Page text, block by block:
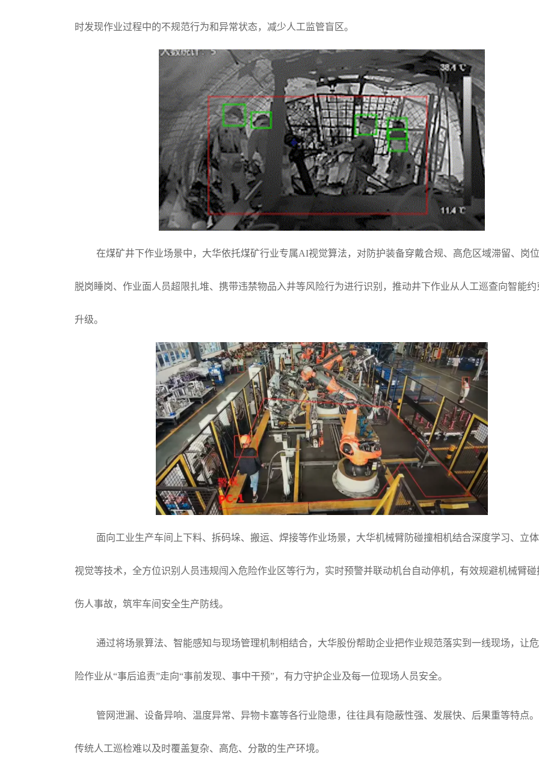
时发现作业过程中的不规范行为和异常状态，减少人工监管盲区。
在煤矿井下作业场景中，大华依托煤矿行业专属AI视觉算法，对防护装备穿戴合规、高危区域滞留、岗
脱岗睡岗、作业面人员超限扎堆、携带违禁物品入井等风险行为进行识别，推动井下作业从人工巡查向智能约
升级。
面向工业生产车间上下料、拆码垛、搬运、焊接等作业场景，大华机械臂防碰撞相机结合深度学习、立体
视觉等技术，全方位识别人员违规闯入危险作业区等行为，实时预警并联动机台自动停机，有效规避机械臂碰
伤人事故，筑牢车间安全生产防线。
通过将场景算法、智能感知与现场管理机制相结合，大华股份帮助企业把作业规范落实到一线现场，让危
险作业从“事后追责”走向“事前发现、事中干预”，有力守护企业及每一位现场人员安全。
管网泄漏、设备异响、温度异常、异物卡塞等各行业隐患，往往具有隐蔽性强、发展快、后果重等特点。
传统人工巡检难以及时覆盖复杂、高危、分散的生产环境。